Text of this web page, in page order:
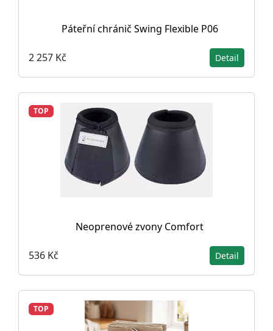
Páteřní chránič Swing Flexible P06
2 257 Kč Detail
TOP
Neoprenové zvony Comfort
536 Kč Detail
TOP